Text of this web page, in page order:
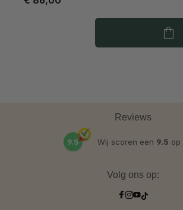
Reviews
9.5 Wij scoren een 9.5 op
Volg ons op: